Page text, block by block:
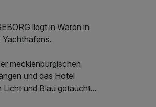
liegt in Waren in
Yachthafens.
mecklenburgischen
und das Hotel
Licht und Blau getaucht...